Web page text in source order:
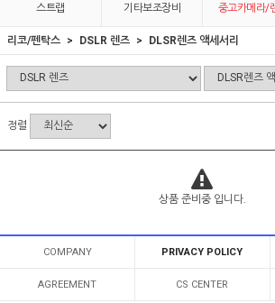
스트랩 기타보조장비 중고카메라/
리코/펜탁스 DSLR 렌즈 DLSR렌즈 액세서리
정렬
상품 준비중 입니다.
COMPANY PRIVACY POLICY
AGREEMENT CS CENTER